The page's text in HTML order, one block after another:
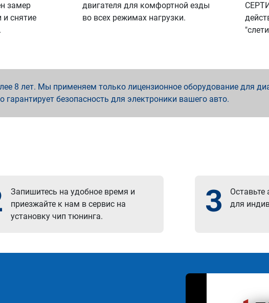
замер
снятие
двигателя для комфортной езды
во всех режимах нагрузки.
8 лет. Мы применяем только лицензионное оборудование для
гарантирует безопасность для электроники вашего авто.
Запишитесь на удобное время и
приезжайте к нам в сервис на
установку чип тюнинга.
3
Оставьте
для